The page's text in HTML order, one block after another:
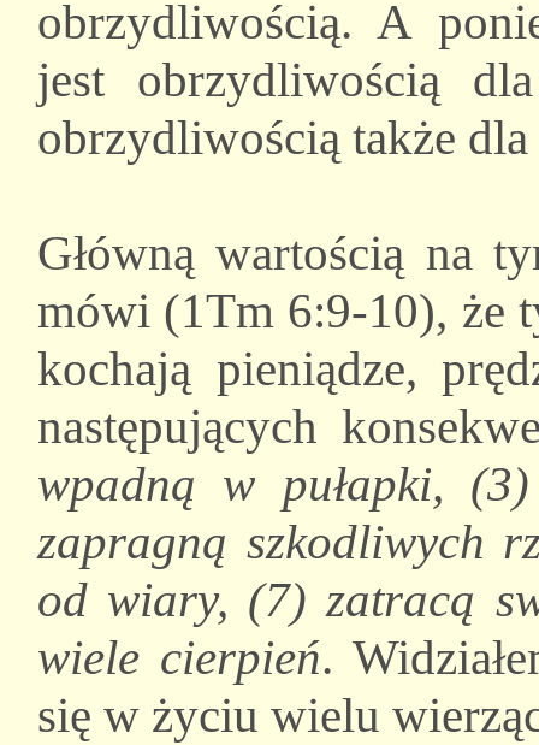
obrzydliwością. A
jest obrzydliwością
obrzydliwością także dla
Główną wartością na
mówi (1Tm 6:9-10), że
kochają pieniądze,
następujących
wpadną w pułapki,
zapragną szkodliwych
od wiary, (7) zatracą
wiele cierpień.
się w życiu wielu